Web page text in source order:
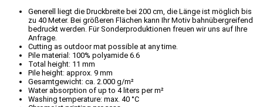
Generell liegt die Druckbreite bei 200 cm, die Länge ist möglich bis
zu 40 Meter. Bei größeren Flächen kann Ihr Motiv bahnübergreifend
bedruckt werden. Für Sonderproduktionen freuen wir uns auf Ihre
Anfrage.
Cutting as outdoor mat possible at any time.
Pile material: 100% polyamide 6.6
Total height: 11 mm
Pile height: approx. 9 mm
Gesamtgewicht: ca. 2.000 g/m²
Water absorption of up to 4 liters per m²
Washing temperature: max. 40 °C